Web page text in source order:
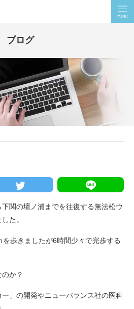
ブログ
関の壇ノ浦までを往復する無法松ウ
た。
歩きましたが6時間少々で完歩する
か？
」の開発やニューバランス社の医科